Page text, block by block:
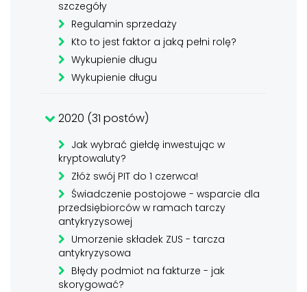
szczegóły
Regulamin sprzedaży
Kto to jest faktor a jaką pełni rolę?
Wykupienie długu
Wykupienie długu
2020 (31 postów)
Jak wybrać giełdę inwestując w
kryptowaluty?
Złóż swój PIT do 1 czerwca!
Świadczenie postojowe - wsparcie dla
przedsiębiorców w ramach tarczy
antykryzysowej
Umorzenie składek ZUS - tarcza
antykryzysowa
Błędy podmiot na fakturze - jak
skorygować?